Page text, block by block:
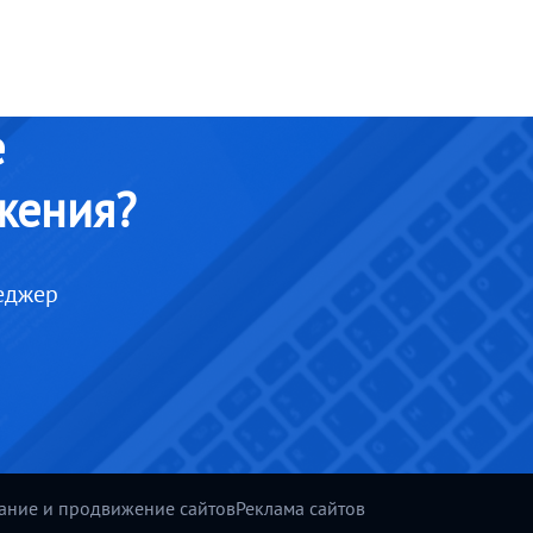
и продвижение сайтовРеклама сайтов